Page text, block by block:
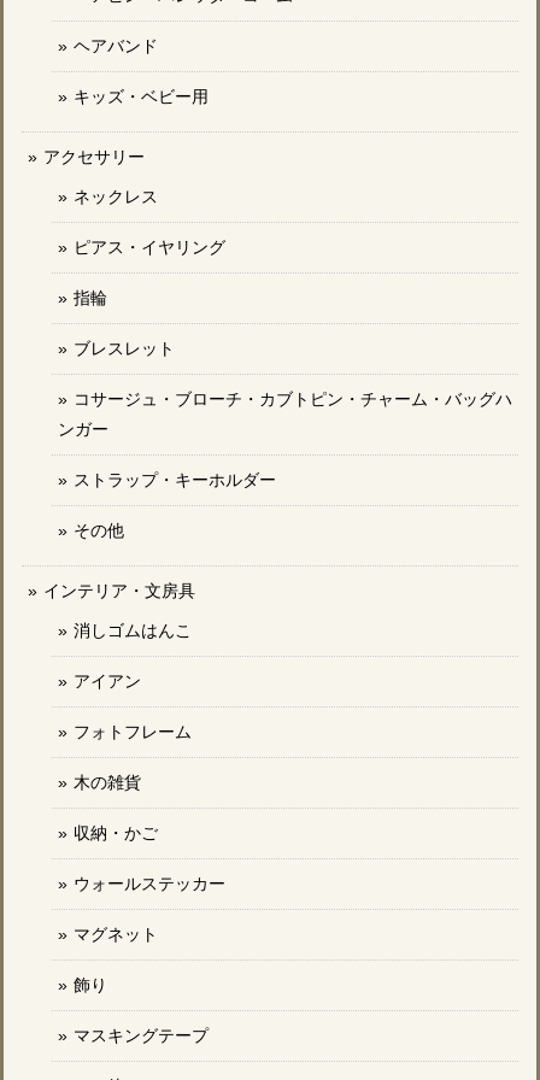
ヘアバンド
キッズ・ベビー用
アクセサリー
ネックレス
ピアス・イヤリング
指輪
ブレスレット
コサージュ・ブローチ・カブトピン・チャーム・バッグハ
ンガー
ストラップ・キーホルダー
その他
インテリア・文房具
消しゴムはんこ
アイアン
フォトフレーム
木の雑貨
収納・かご
ウォールステッカー
マグネット
飾り
マスキングテープ